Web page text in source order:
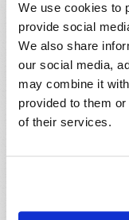
We use cookies to
provide social
We also share
our social media,
may combine it
provided to them
of their services.